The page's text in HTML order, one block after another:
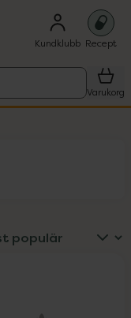
Kundklubb Recept
Varukorg